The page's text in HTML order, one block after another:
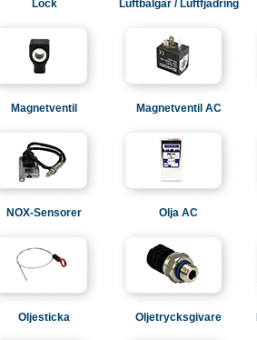
Lock Luftbälgar / Luftfjädring
Magnetventil Magnetventil AC
NOX-Sensorer Olja AC
Oljesticka Oljetrycksgivare